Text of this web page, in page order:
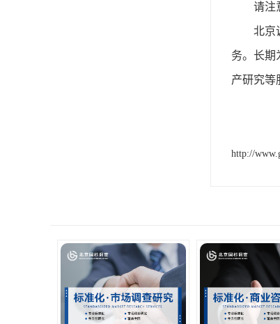
请注
北京
务。长期
产研究等
http://